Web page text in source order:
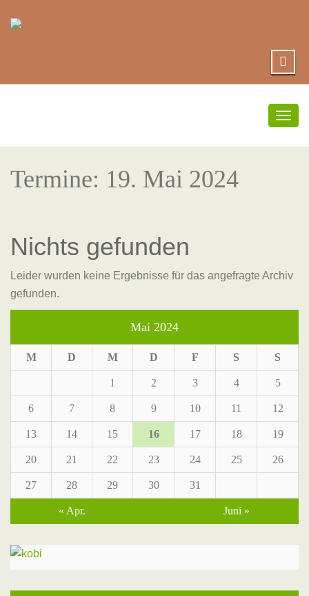
Termine: 19. Mai 2024
Nichts gefunden
Leider wurden keine Ergebnisse für das angefragte Archiv
gefunden.
Mai 2024
M D M D F S S
1 2 3 4 5
6 7 8 9 10 11 12
13 14 15 16 17 18 19
20 21 22 23 24 25 26
27 28 29 30 31
« Apr. Juni »